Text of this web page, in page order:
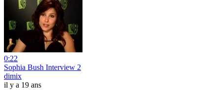
0:22
Sophia Bush Interview 2
dimix
il y a 19 ans